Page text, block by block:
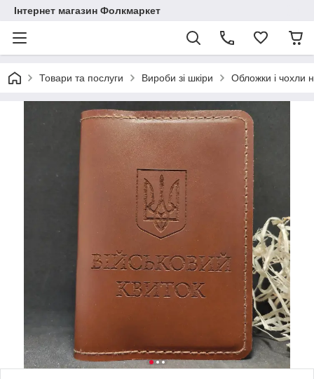
Інтернет магазин Фолкмаркет
Товари та послуги Вироби зі шкіри Обложки і чохли